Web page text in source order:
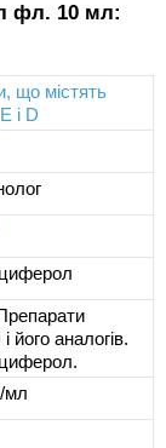
фл. 10 мл:
що містять
і D
його аналогів.
мл